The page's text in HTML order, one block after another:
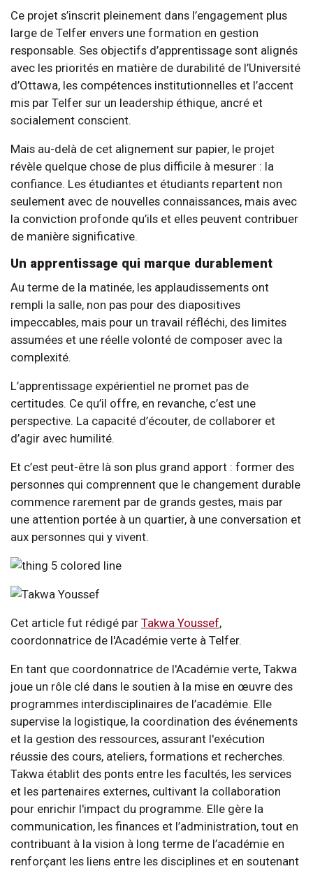
Ce projet s’inscrit pleinement dans l’engagement plus
large de Telfer envers une formation en gestion
responsable. Ses objectifs d’apprentissage sont alignés
avec les priorités en matière de durabilité de l’Université
d’Ottawa, les compétences institutionnelles et l’accent
mis par Telfer sur un leadership éthique, ancré et
socialement conscient.
Mais au-delà de cet alignement sur papier, le projet
révèle quelque chose de plus difficile à mesurer : la
confiance. Les étudiantes et étudiants repartent non
seulement avec de nouvelles connaissances, mais avec
la conviction profonde qu’ils et elles peuvent contribuer
de manière significative.
Un apprentissage qui marque durablement
Au terme de la matinée, les applaudissements ont
rempli la salle, non pas pour des diapositives
impeccables, mais pour un travail réfléchi, des limites
assumées et une réelle volonté de composer avec la
complexité.
L’apprentissage expérientiel ne promet pas de
certitudes. Ce qu’il offre, en revanche, c’est une
perspective. La capacité d’écouter, de collaborer et
d’agir avec humilité.
Et c’est peut-être là son plus grand apport : former des
personnes qui comprennent que le changement durable
commence rarement par de grands gestes, mais par
une attention portée à un quartier, à une conversation et
aux personnes qui y vivent.
Cet article fut rédigé par Takwa Youssef,
coordonnatrice de l'Académie verte à Telfer.
En tant que coordonnatrice de l'Académie verte, Takwa
joue un rôle clé dans le soutien à la mise en œuvre des
programmes interdisciplinaires de l’académie. Elle
supervise la logistique, la coordination des événements
et la gestion des ressources, assurant l'exécution
réussie des cours, ateliers, formations et recherches.
Takwa établit des ponts entre les facultés, les services
et les partenaires externes, cultivant la collaboration
pour enrichir l'impact du programme. Elle gère la
communication, les finances et l’administration, tout en
contribuant à la vision à long terme de l’académie en
renforçant les liens entre les disciplines et en soutenant